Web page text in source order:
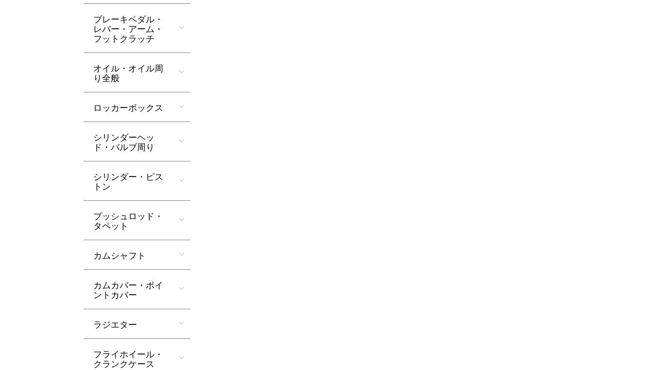
ブレーキペダル・
レバー・アーム・
フットクラッチ
オイル・オイル周
り全般
ロッカーボックス
シリンダーヘッ
ド・バルブ周り
シリンダー・ピス
トン
プッシュロッド・
タペット
カムシャフト
カムカバー・ポイ
ントカバー
ラジエター
フライホイール・
クランクケース